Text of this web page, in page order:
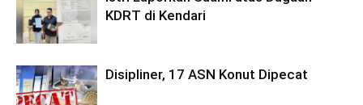
KDRT di Kendari
Disipliner, 17 ASN Konut Dipecat